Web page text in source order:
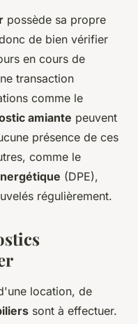
possède sa propre
de bien vérifier
en cours de
transaction
comme le
amiante peuvent
présence de ces
comme le
(DPE),
régulièrement.
location, de
sont à effectuer.